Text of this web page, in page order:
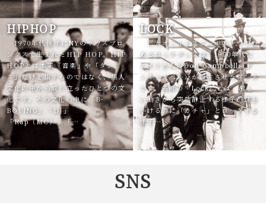
HIPHOP
1970年代後半にNYのサウスブロ
ンクスで生まれたHIP HOP。HIP
HOPとは本来「音楽」や「ダン
ス」だけを指すものではなく、黒人
文化の中から成り立ったひとつの文
化です。その文化の中に「B-
BOYING」「DJ」
「Rap（MC）」「…
LOCK
三大オールドスクールの一つでも
あるロックダンスは、1970年代に
アメリカ人のDon Campbell（ド
ンキャンベル）が誕生させたダンス
です。名前の『Lock』とは、激し
い動きから突然静止する様子が鍵を
かける時に「カチャ」とロックする
様子…
SNS